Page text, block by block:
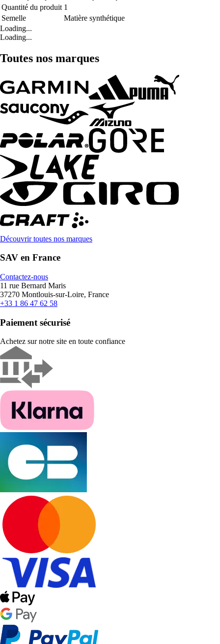
Quantité du produit 1
Semelle
Matière synthétique
Loading...
Loading...
Toutes nos marques
Découvrir toutes nos marques
SAV en France
Contactez-nous
11 rue Bernard Maris
37270 Montlouis-sur-Loire, France
+33 1 86 47 62 58
Paiement sécurisé
Achetez sur notre site en toute confiance